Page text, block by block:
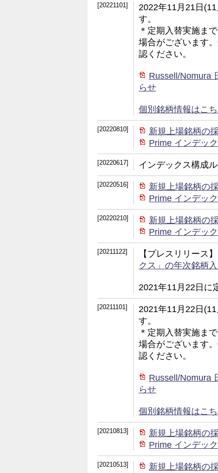
[20221101]
2022年11月21日
す。
＊定期入替実施ま
場合がございます
認ください。
Russell/Nomura
らせ
個別銘柄情報はこ
[20220810]
新規上場銘柄の
Prime インデッ
[20220617] インデックス構成
[20220516]
新規上場銘柄の
Prime インデッ
[20220210]
新規上場銘柄の
Prime インデッ
[20211122]
【プレスリリース】
クス」の年次銘柄
2021年11月22日に
[20211101]
2021年11月22日
す。
＊定期入替実施ま
場合がございます
認ください。
Russell/Nomura
らせ
個別銘柄情報はこ
[20210813]
新規上場銘柄の
Prime インデッ
[20210513]
新規上場銘柄の